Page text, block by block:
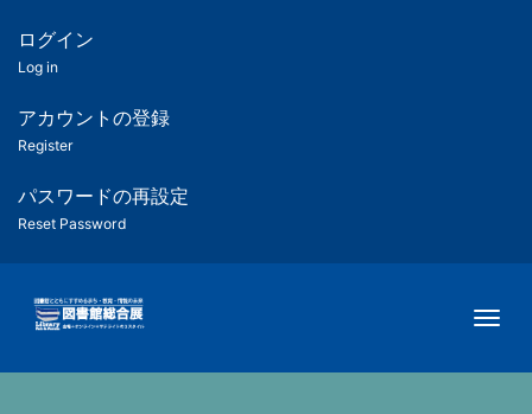
ツ
匿
名
ユ
ー
ー
用
メ
ログイン
Log in
アカウントの登録
Register
パスワードの再設定
Reset Password